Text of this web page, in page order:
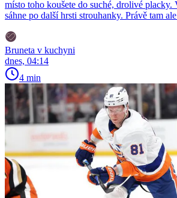
místo toho koušete do suché, drolivé placky.
sáhne po další hrsti strouhanky. Právě tam
Bruneta v kuchyni
dnes, 04:14
4 min